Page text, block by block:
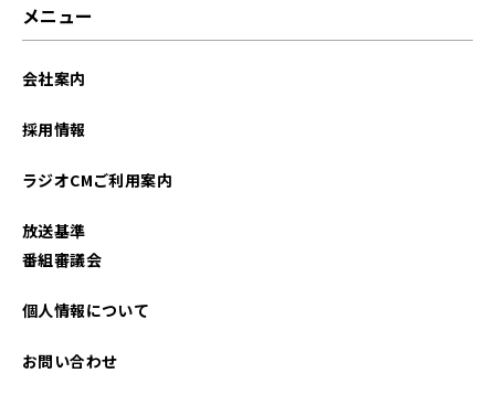
2021年12月
メニュー
会社案内
採用情報
ラジオCMご利用案内
放送基準
番組審議会
個人情報について
お問い合わせ